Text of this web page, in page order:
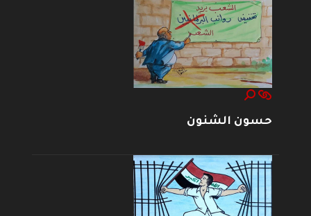
حسون الشنون